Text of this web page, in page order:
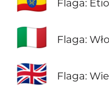
Flaga:
🇮🇹 Flaga:
🇬🇧 Flaga: